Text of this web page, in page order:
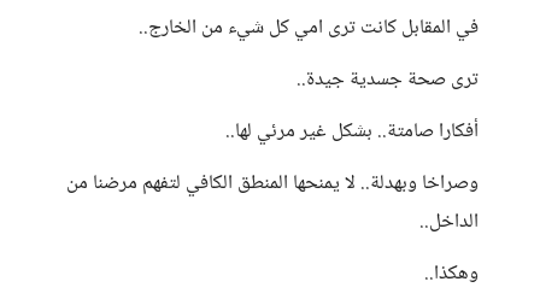
في المقابل كانت ترى امي كل شيء من الخارج..
ترى صحة جسدية جيدة..
أفكارا صامتة.. بشكل غير مرئي لها..
وصراخا وبهدلة.. لا يمنحها المنطق الكافي لتفهم مرضنا من
الداخل..
وهكذا..